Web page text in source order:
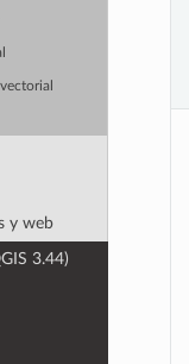
y web
3.44)